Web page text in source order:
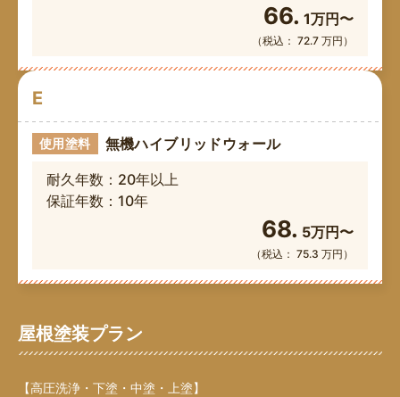
66. 1万円〜
（税込： 72.7 万円）
E
使用塗料
無機ハイブリッドウォール
耐久年数：20年以上
保証年数：10年
68. 5万円〜
（税込： 75.3 万円）
屋根塗装プラン
【高圧洗浄・下塗・中塗・上塗】